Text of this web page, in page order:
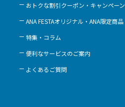
おトクな割引クーポン・キャンペーン
ANA FESTAオリジナル・ANA限定商品
特集・コラム
便利なサービスのご案内
よくあるご質問